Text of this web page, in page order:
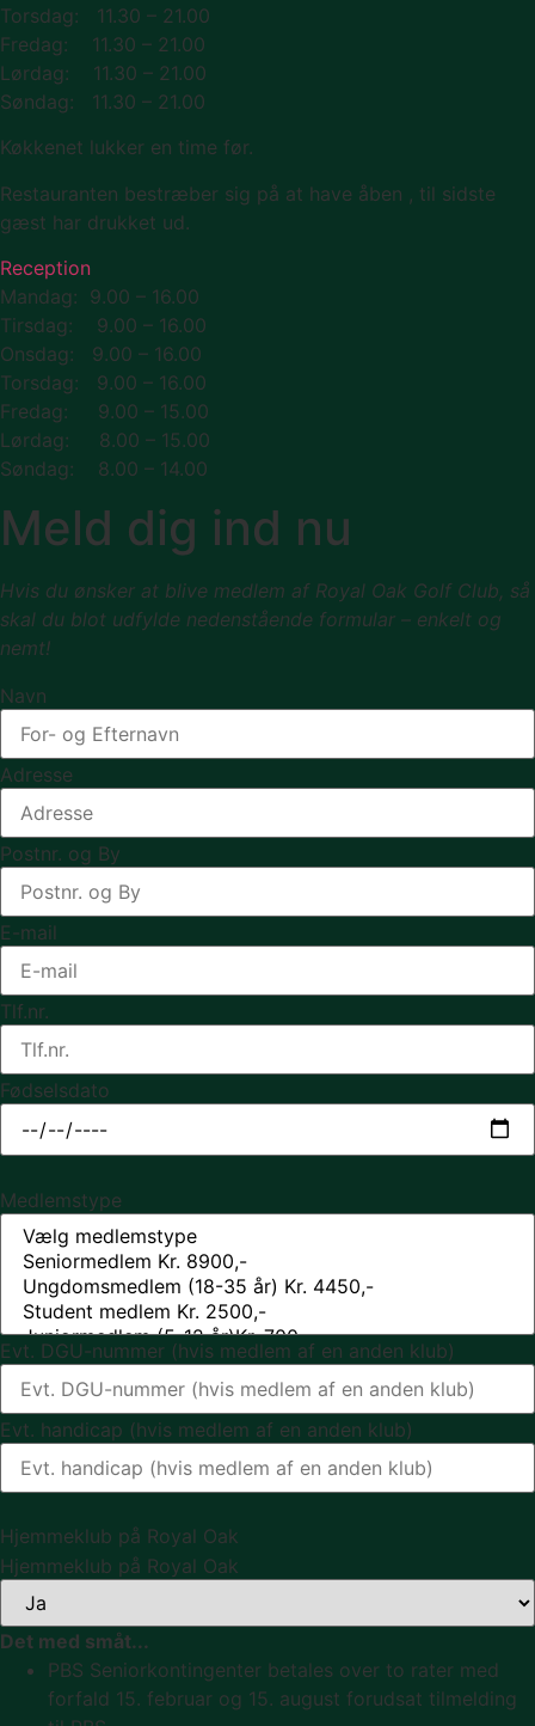
Torsdag: 11.30 – 21.00
Fredag: 11.30 – 21.00
Lørdag: 11.30 – 21.00
Søndag: 11.30 – 21.00
Køkkenet lukker en time før.
Restauranten bestræber sig på at have åben , til sidste
gæst har drukket ud.
Reception
Mandag: 9.00 – 16.00
Tirsdag: 9.00 – 16.00
Onsdag: 9.00 – 16.00
Torsdag: 9.00 – 16.00
Fredag: 9.00 – 15.00
Lørdag: 8.00 – 15.00
Søndag: 8.00 – 14.00
Meld dig ind nu
Hvis du ønsker at blive medlem af Royal Oak Golf Club, så
skal du blot udfylde nedenstående formular – enkelt og
nemt!
Navn
Adresse
Postnr. og By
E-mail
Tlf.nr.
Fødselsdato
Medlemstype
Evt. DGU-nummer (hvis medlem af en anden klub)
Evt. handicap (hvis medlem af en anden klub)
Hjemmeklub på Royal Oak
Hjemmeklub på Royal Oak
Det med småt...
PBS Seniorkontingenter betales over to rater med
forfald 15. februar og 15. august forudsat tilmelding